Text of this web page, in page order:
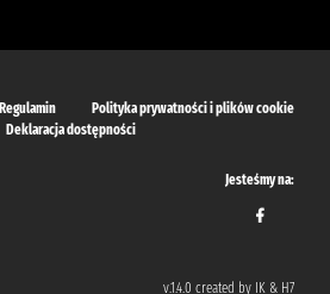
Regulamin
Polityka prywatności i plików cookie
Deklaracja dostępności
Jesteśmy na:
v.1.4.0 created by IK & H7